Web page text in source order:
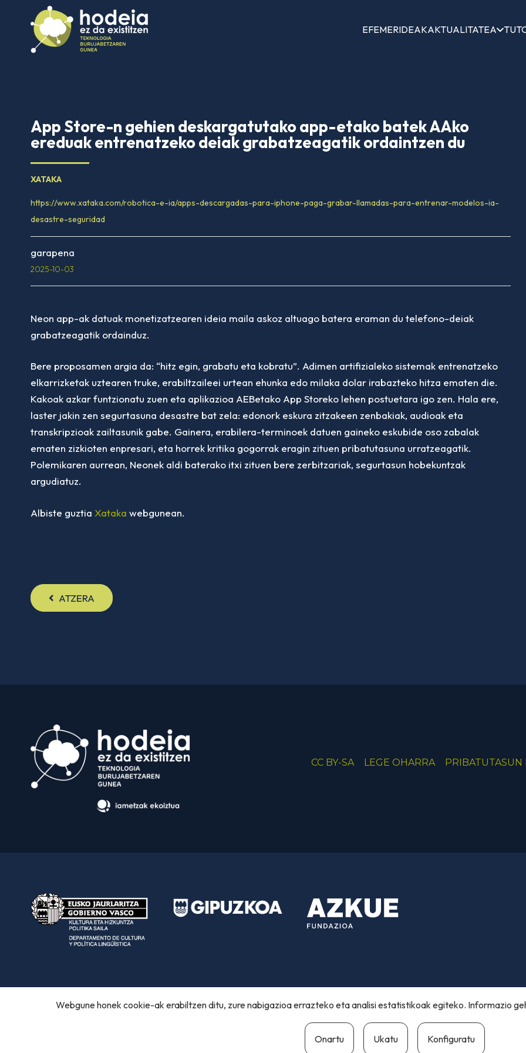
EFEMERIDEAKAKTUALITATEA
App Store-n gehien deskargatutako app-etako batek AAko
ereduak entrenatzeko deiak grabatzeagatik ordaintzen du
XATAKA
https://www.xataka.com/robotica-e-ia/apps-descargadas-para-iphone-paga-grabar-llamadas-para-entrenar-modelos-ia-
desastre-seguridad
garapena
2025-10-03
Neon app-ak datuak monetizatzearen ideia maila askoz altuago batera eraman du telefono-deiak
grabatzeagatik ordainduz.
Bere proposamen argia da: “hitz egin, grabatu eta kobratu”. Adimen artifizialeko sistemak entrenatzeko
elkarrizketak uztearen truke, erabiltzaileei urtean ehunka edo milaka dolar irabazteko hitza ematen die.
Kakoak azkar funtzionatu zuen eta aplikazioa AEBetako App Storeko lehen postuetara igo zen. Hala ere,
laster jakin zen segurtasuna desastre bat zela: edonork eskura zitzakeen zenbakiak, audioak eta
transkripzioak zailtasunik gabe. Gainera, erabilera-terminoek datuen gaineko eskubide oso zabalak
ematen zizkioten enpresari, eta horrek kritika gogorrak eragin zituen pribatutasuna urratzeagatik.
Polemikaren aurrean, Neonek aldi baterako itxi zituen bere zerbitzariak, segurtasun hobekuntzak
argudiatuz.
Albiste guztia Xataka webgunean.
ATZERA
CC BY-SA LEGE OHARRA
Webgune honek cookie-ak erabiltzen ditu, zure nabigazioa errazteko eta analisi estatistikoak egiteko. Informazio
Onartu Ukatu Konfiguratu